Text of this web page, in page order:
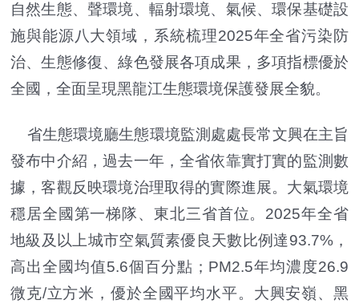
自然生態、聲環境、輻射環境、氣候、環保基礎設
施與能源八大領域，系統梳理2025年全省污染防
治、生態修復、綠色發展各項成果，多項指標優於
全國，全面呈現黑龍江生態環境保護發展全貌。
省生態環境廳生態環境監測處處長常文興在主旨
發布中介紹，過去一年，全省依靠實打實的監測數
據，客觀反映環境治理取得的實際進展。大氣環境
穩居全國第一梯隊、東北三省首位。2025年全省
地級及以上城市空氣質素優良天數比例達93.7%，
高出全國均值5.6個百分點；PM2.5年均濃度26.9
微克/立方米，優於全國平均水平。大興安嶺、黑